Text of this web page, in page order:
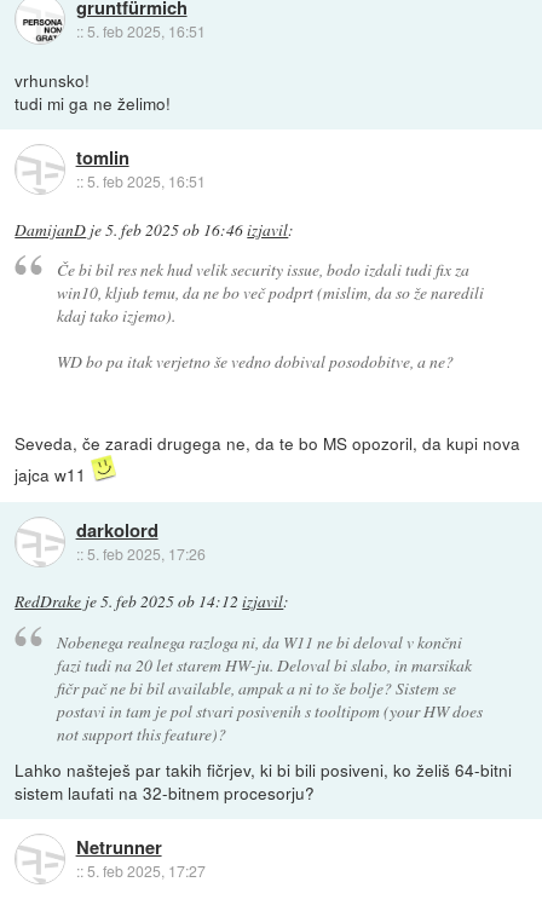
gruntfürmich
:: 5. feb 2025, 16:51
vrhunsko!
tudi mi ga ne želimo!
tomlin
::5. feb 2025, 16:51
DamijanD je5. feb 2025 ob 16:46izjavil:
Če bi bil res nek hud velik security issue, bodo izdali tudi fix za
win10, kljub temu, da ne bo več podprt (mislim, da so že naredili
kdaj tako izjemo).
WD bo pa itak verjetno še vedno dobival posodobitve, a ne?
Seveda, če zaradi drugega ne, da te bo MS opozoril, da kupi nova
jajca w11
darkolord
:: 5. feb 2025, 17:26
RedDrake je5. feb 2025 ob 14:12 izjavil:
Nobenega realnega razloga ni, da W11 ne bi deloval v končni
fazi tudi na 20 let starem HW-ju. Deloval bi slabo, in marsikak
fičr pač ne bi bil available, ampak a ni to še bolje? Sistem se
postavi in tam je pol stvari posivenih s tooltipom (your HW does
not support this feature)?
Lahko našteješ par takih fičrjev, ki bi bili posiveni, ko želiš 64-bitni
sistem laufati na 32-bitnem procesorju?
Netrunner
::5. feb 2025, 17:27